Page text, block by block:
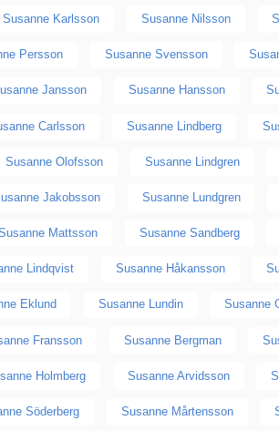
Susanne Karlsson Susanne Nilsson
Persson Susanne Svensson
Jansson Susanne Hansson
Carlsson Susanne Lindberg
Susanne Olofsson Susanne Lindgren
Jakobsson Susanne Lundgren
Mattsson Susanne Sandberg
Lindqvist Susanne Håkansson
Eklund Susanne Lundin Susanne
Fransson Susanne Bergman
Holmberg Susanne Arvidsson
Söderberg Susanne Mårtensson